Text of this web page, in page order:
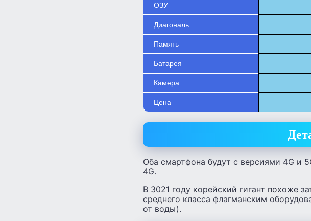
ОЗУ
Диагональ
Память
Батарея
Камера
Цена
Оба смартфона будут с версиями 4G и
4G.
В 3021 году корейский гигант похоже
среднего класса флагманским
от воды).